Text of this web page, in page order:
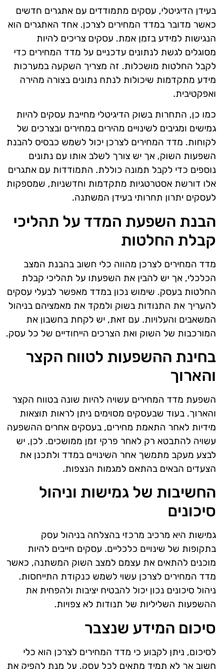
בעידן הדיגיטלי, עסקים מתמודדים עם אתגרים חדשים
כאשר מדובר במדד המחירים לצרכן. אחד האתגרים הוא
הנגישות למידע בזמן אמת. עסקים צריכים להיות
מסוגלים לגשת לנתונים עדכניים על מדד המחירים כדי
לקבל החלטות מושכלות. זה מצריך השקעה במערכות
מידע מתקדמות שיכולות לנתח נתונים בצורה מהירה
ואפקטיבית.
כמו כן, התחרות בשוק הדיגיטלי מחייבת עסקים להיות
גמישים ומגיבים לשינויים מהירים במחירים ובצרכים של
לקוחות. מדד המחירים לצרכן יכול לשמש כבסיס להבנת
השפעות השוק, אך יש צורך לשלב אותו עם נתונים
נוספים כדי לקבל תמונה כוללת. התמודדות עם אתגרים
אלו דורשת אסטרטגיות מתקדמות וחדשניות, שמספקות
לעסקים יתרון תחרותי בעידן המשתנה.
הבנת השפעת המדד על תהליכי
קבלת החלטות
מדד המחירים לצרכן מהווה כלי חשוב בהבנת המצב
הכלכלי, אך יש להבין את השפעתו על תהליכי קבלת
החלטות בעסק. שימוש נכון במדד מאפשר לבעלי עסקים
להעריך את התנודות בשוק ולמקד את מאמציהם בניהול
המשאבים והעלויות. עם זאת, יש לקחת בחשבון את
המורכבות של השוק ואת הצרכים הייחודיים של כל עסק.
בחינת ההשפעות לטווח הקצר
והארוך
השפעת מדד המחירים עשויה להיות שונה בטווח הקצר
והארוך. בעוד שבעסקים מסוימים ניתן לראות תוצאות
מידיות לאחר התאמת מחירים, בעסקים אחרים ההשפעה
עשויה להתבטא רק לאחר פרקי זמן ממושכים. לכן, יש
לבצע מעקב מתמשך אחר השינויים במדד ולתכנן את
הצעדים הבאים בהתאם למגמות הנצפות.
החשיבות של גמישות וניהול
סיכונים
גמישות היא מרכיב מרכזי בהצלחה בניהול עסק
בתקופות של שינויים כלכליים. עסקים חייבים להיות
מוכנים להתאים את עצמם למצב השוק המשתנה, כאשר
מדד המחירים לצרכן עשוי לשמש כנקודת התייחסות.
ניהול סיכונים נכון יכול להבטיח יציבות ולהפחית את
ההשפעות השליליות של תנודות לא צפויות.
סיכום המידע שנצבר
לסיכום, ניתן לקבוע כי מדד המחירים לצרכן הוא כלי
חשוב אך לא תמיד מתאים לכל עסק. על מנת להפיק את